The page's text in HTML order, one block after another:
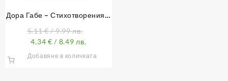
Дора Габе – Стихотворения и
5.11€/ 9.99 лв.
4.34 € / 8.49 лв.
Добавяне в количката